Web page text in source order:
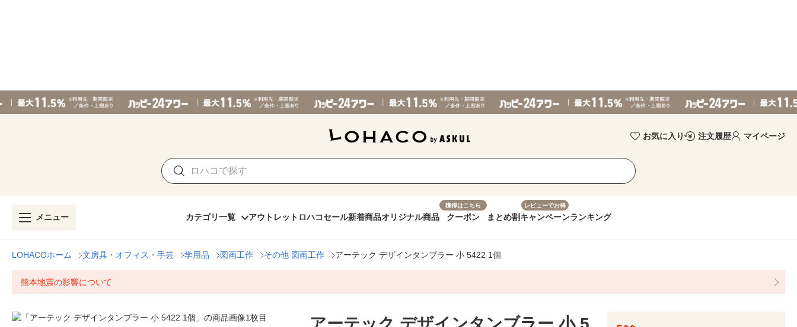
お気に入り 注文履歴 マイページ
メニュー カテゴリ一覧 アウトレット ロハコセール新着商品オリジナル商品
獲得はこちら
クーポン まとめ割
レビューでお得
キャンペーンランキング
LOHACOホーム 文房具・オフィス・手芸 学用品 図画工作 その他 図画工作 アーテック デザインタンブラー 小 5422 1個
熊本地震の影響について